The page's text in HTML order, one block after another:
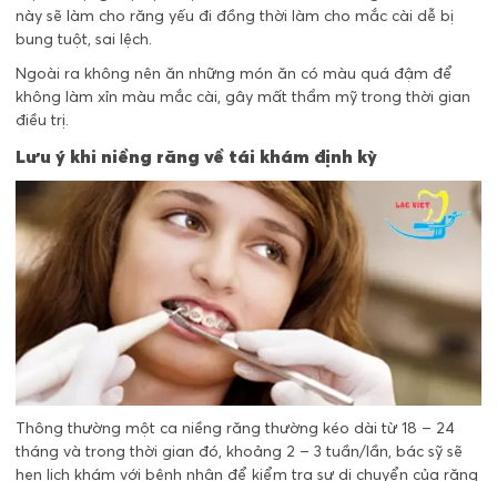
này sẽ làm cho răng yếu đi đồng thời làm cho mắc cài dễ bị
bung tuột, sai lệch.
Ngoài ra không nên ăn những món ăn có màu quá đậm để
không làm xỉn màu mắc cài, gây mất thẩm mỹ trong thời gian
điều trị.
Lưu ý khi niềng răng về tái khám định kỳ
Thông thường một ca niềng răng thường kéo dài từ 18 – 24
tháng và trong thời gian đó, khoảng 2 – 3 tuần/lần, bác sỹ sẽ
hẹn lịch khám với bệnh nhân để kiểm tra sự di chuyển của răng